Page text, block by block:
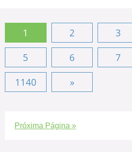
1 2 3
5
6 7
1140
»
Próxima Página »